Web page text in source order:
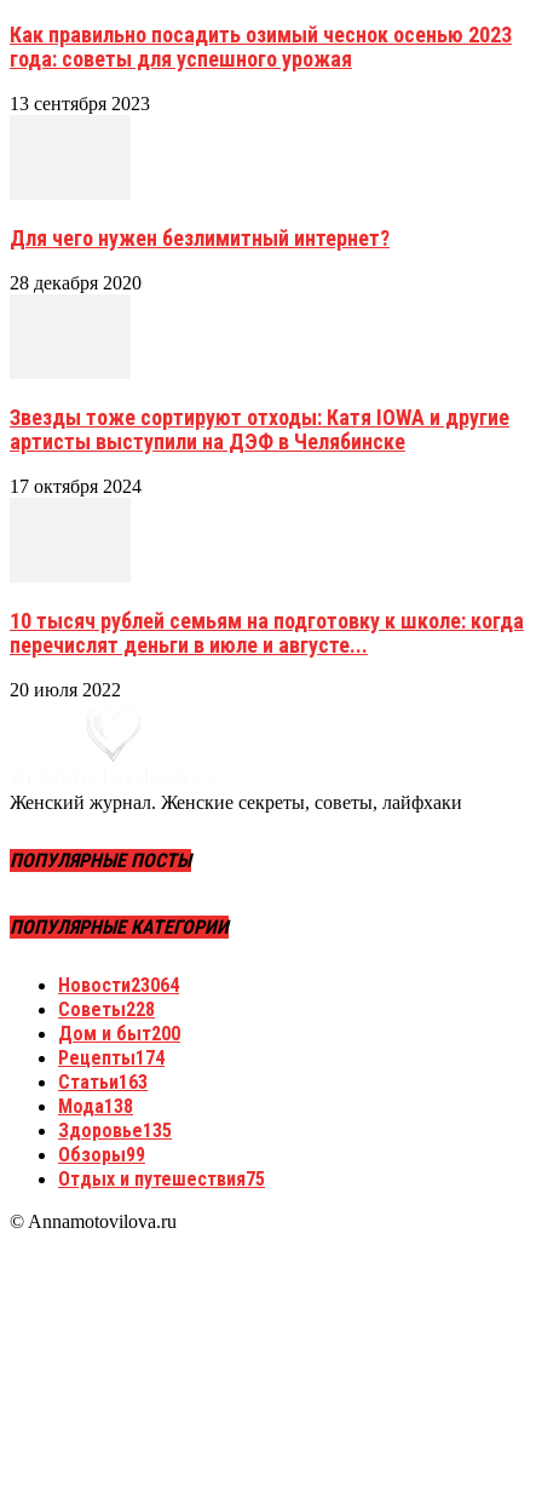
Как правильно посадить озимый чеснок осенью 2023
года: советы для успешного урожая
13 сентября 2023
Для чего нужен безлимитный интернет?
28 декабря 2020
Звезды тоже сортируют отходы: Катя IOWA и другие
артисты выступили на ДЭФ в Челябинске
17 октября 2024
10 тысяч рублей семьям на подготовку к школе: когда
перечислят деньги в июле и августе...
20 июля 2022
Женский журнал. Женские секреты, советы, лайфхаки
ПОПУЛЯРНЫЕ ПОСТЫ
ПОПУЛЯРНЫЕ КАТЕГОРИИ
Новости23064
Советы228
Дом и быт200
Рецепты174
Статьи163
Мода138
Здоровье135
Обзоры99
Отдых и путешествия75
© Annamotovilova.ru